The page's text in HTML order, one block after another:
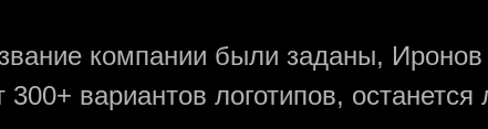
компании были заданы, Иронов
вариантов логотипов,